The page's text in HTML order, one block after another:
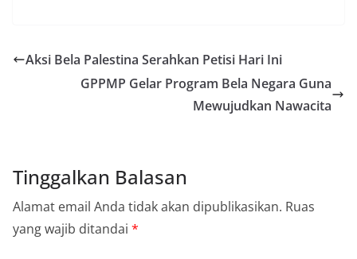
Aksi Bela Palestina Serahkan Petisi Hari Ini
GPPMP Gelar Program Bela Negara Guna
Mewujudkan Nawacita
Tinggalkan Balasan
Alamat email Anda tidak akan dipublikasikan. Ruas
yang wajib ditandai *